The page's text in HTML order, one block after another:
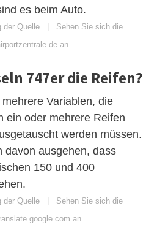
es beim Auto.
der Quelle | Sehen Sie sich die
an
747er die Reifen?
Variablen, die
ein oder mehrere Reifen
werden müssen.
davon ausgehen, dass
150 und 400
der Quelle | Sehen Sie sich die
an